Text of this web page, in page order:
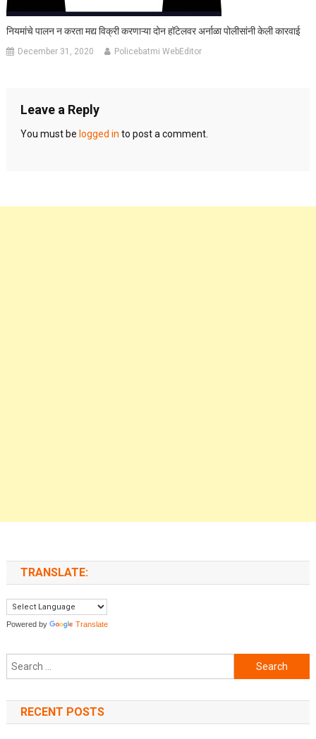
नियमांचे पालन न करता मद्य विक्री करणाऱ्या दोन हॉटेलवर अर्नाळा पोलीसांनी केली कारवाई
December 31, 2020 Policebatmi WebEditor
Leave a Reply
You must be logged in to post a comment.
TRANSLATE:
Powered by Translate
Search for:
RECENT POSTS